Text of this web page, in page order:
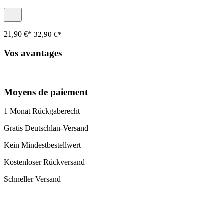
21,90 €* 32,90 €*
Vos avantages
Moyens de paiement
1 Monat Rückgaberecht
Gratis Deutschlan-Versand
Kein Mindestbestellwert
Kostenloser Rückversand
Schneller Versand